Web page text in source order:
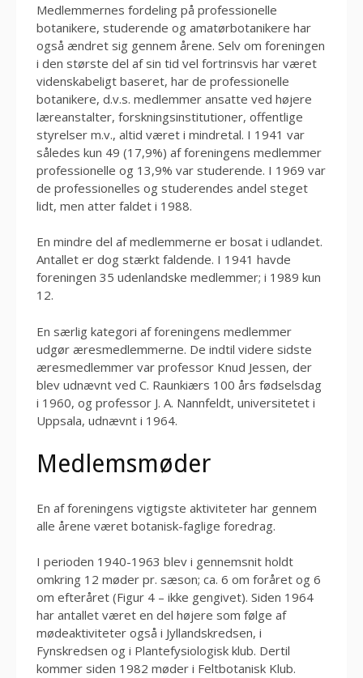
Medlemmernes fordeling på professionelle
botanikere, studerende og amatørbotanikere har
også ændret sig gennem årene. Selv om foreningen
i den største del af sin tid vel fortrinsvis har været
videnskabeligt baseret, har de professionelle
botanikere, d.v.s. medlemmer ansatte ved højere
læreanstalter, forskningsinstitutioner, offentlige
styrelser m.v., altid været i mindretal. I 1941 var
således kun 49 (17,9%) af foreningens medlemmer
professionelle og 13,9% var studerende. I 1969 var
de professionelles og studerendes andel steget
lidt, men atter faldet i 1988.
En mindre del af medlemmerne er bosat i udlandet.
Antallet er dog stærkt faldende. I 1941 havde
foreningen 35 udenlandske medlemmer; i 1989 kun
12.
En særlig kategori af foreningens medlemmer
udgør æresmedlemmerne. De indtil videre sidste
æresmedlemmer var professor Knud Jessen, der
blev udnævnt ved C. Raunkiærs 100 års fødselsdag
i 1960, og professor J. A. Nannfeldt, universitetet i
Uppsala, udnævnt i 1964.
Medlemsmøder
En af foreningens vigtigste aktiviteter har gennem
alle årene været botanisk-faglige foredrag.
I perioden 1940-1963 blev i gennemsnit holdt
omkring 12 møder pr. sæson; ca. 6 om foråret og 6
om efteråret (Figur 4 – ikke gengivet). Siden 1964
har antallet været en del højere som følge af
mødeaktiviteter også i Jyllandskredsen, i
Fynskredsen og i Plantefysiologisk klub. Dertil
kommer siden 1982 møder i Feltbotanisk Klub.